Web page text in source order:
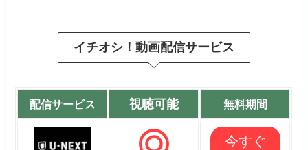
イチオシ！動画配信サービス
配信サービス 視聴可能 無料期間
今すぐ